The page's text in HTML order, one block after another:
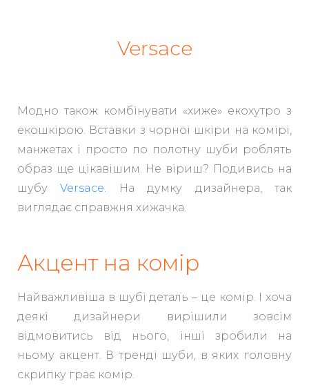
Versace
Модно також комбінувати «хиже» екохутро з
екошкірою. Вставки з чорної шкіри на комірі,
манжетах і просто по полотну шуби роблять
образ ще цікавішим. Не віриш? Подивись на
шубуVersace. На думку дизайнера, так
виглядає справжня хижачка.
Акцент на комір
Найважливіша в шубі деталь – це комір. І хоча
деякі дизайнери вирішили зовсім
відмовитись від нього, інші зробили на
ньому акцент. В тренді шуби, в яких головну
скрипку грає комір.